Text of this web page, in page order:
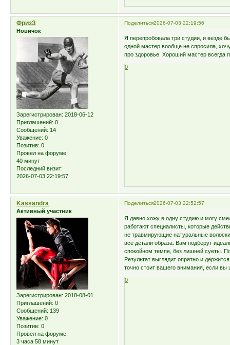
Поделиться2026-07-03 22:19:56
ФризЗ
Новичок
Зарегистрирован: 2018-06-12
Приглашений: 0
Сообщений: 14
Уважение: 0
Позитив: 0
Провел на форуме:
40 минут
Последний визит:
2026-07-03 22:19:57
Я перепробовала три студии, и везде
одной мастер вообще не спросила,
про здоровье. Хороший мастер всегда
0
Поделиться2026-07-03 22:52:57
Kassandra
Активный участник
Зарегистрирован: 2018-08-01
Приглашений: 0
Сообщений: 139
Уважение: 0
Позитив: 0
Провел на форуме:
3 часа 58 минут
Я давно хожу в одну студию и могу
работают специалисты, которые
не травмирующие натуральные
все детали образа. Вам подберут
спокойном темпе, без лишней суеты.
Результат выглядит опрятно и
точно стоит вашего внимания, если вы
0